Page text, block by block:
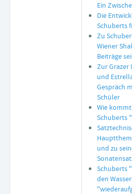
Ein
Die
Schuberts
Zu
Wiener
Beiträge
Zur Grazer
und
Gespräch
Schüler
Wie
Schuberts
und zu
Schuberts
den